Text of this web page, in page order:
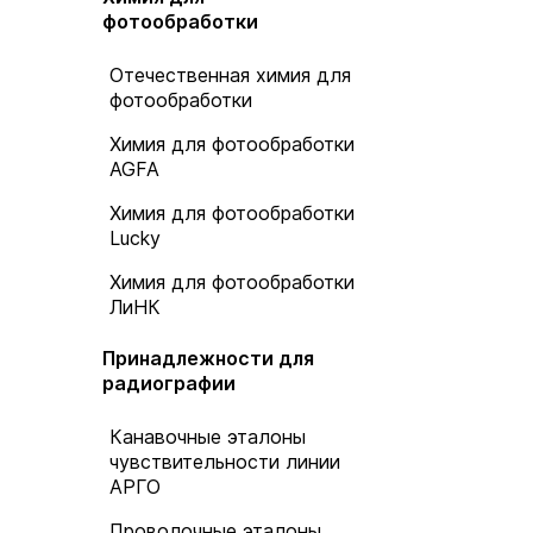
фотообработки
Отечественная химия для
фотообработки
Химия для фотообработки
AGFA
Химия для фотообработки
Lucky
Химия для фотообработки
ЛиНК
Принадлежности для
радиографии
Канавочные эталоны
чувствительности линии
АРГО